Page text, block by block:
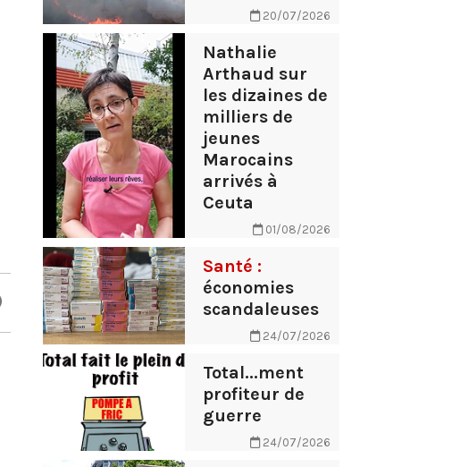
20/07/2026
Nathalie
Arthaud sur
les dizaines de
milliers de
jeunes
Marocains
arrivés à
Ceuta
01/08/2026
Santé :
économies
scandaleuses
24/07/2026
Total...ment
profiteur de
guerre
24/07/2026